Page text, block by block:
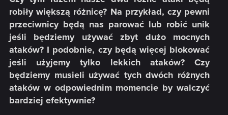
robiły większą różnicę? Na przykład, czy pewni
przeciwnicy będą nas parować lub robić unik
jeśli będziemy używać zbyt dużo mocnych
ataków? I podobnie, czy będą więcej blokować
jeśli użyjemy tylko lekkich ataków? Czy
będziemy musieli używać tych dwóch różnych
ataków w odpowiednim momencie by walczyć
bardziej efektywnie?